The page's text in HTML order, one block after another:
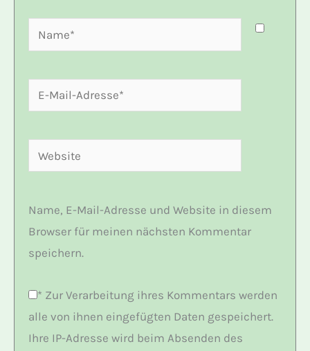
Name*
Mail-
Website
Name, E-Mail-Adresse und Website in diesem
Browser für meinen nächsten Kommentar
speichern.
* Zur Verarbeitung ihres Kommentars werden
alle von ihnen eingefügten Daten gespeichert.
Ihre IP-Adresse wird beim Absenden des